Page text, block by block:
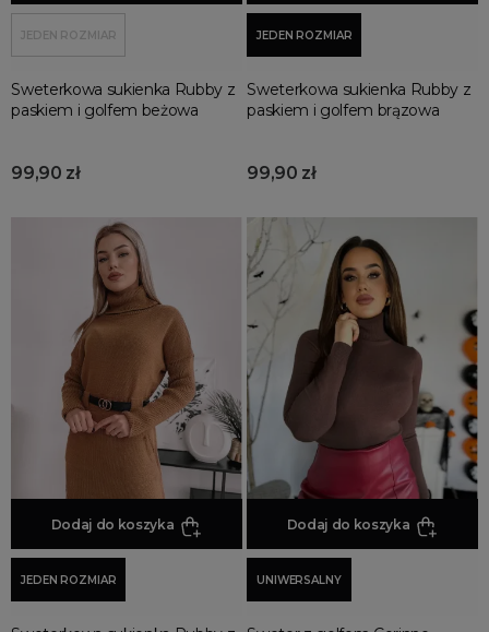
do spódniczki
pod marynarkę
pod żakiet
JEDEN ROZMIAR
Sweterkowa sukienka Rubby z
paskiem i golfem beżowa
99,90 zł
JEDEN ROZMIAR
Sweterkowa sukienka Rubby z
paskiem i golfem brązowa
99,90 zł
Dodaj do koszyka
JEDEN ROZMIAR
Dodaj do koszyka
UNIWERSALNY